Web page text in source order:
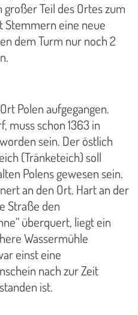
Teil des Ortes zum
Stemmern eine neue
dem Turm nur noch 2
Polen aufgegangen.
muss schon 1363 in
sein. Der östlich
(Tränketeich) soll
Polens gewesen sein.
an den Ort. Hart an der
Straße den
überquert, liegt ein
Wassermühle
einst eine
nach zur Zeit
ist.